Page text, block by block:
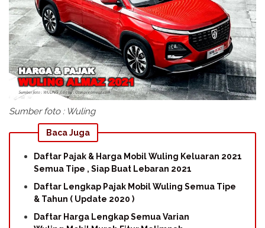
Sumber foto : Wuling
Baca Juga
Daftar Pajak & Harga Mobil Wuling Keluaran 2021
Semua Tipe , Siap Buat Lebaran 2021
Daftar Lengkap Pajak Mobil Wuling Semua Tipe
& Tahun ( Update 2020 )
Daftar Harga Lengkap Semua Varian